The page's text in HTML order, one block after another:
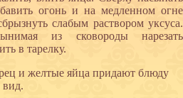
огонь и на медленном огне
слабым раствором уксуса.
из сковороды нарезать
в тарелку.
и желтые яйца придают блюду